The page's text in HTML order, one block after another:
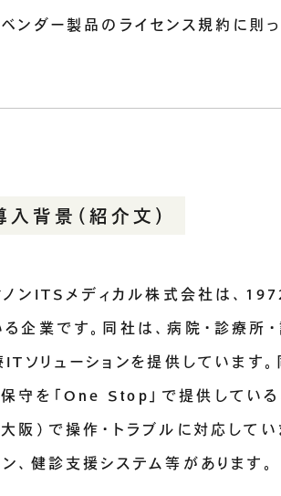
ンダー製品のライセンス規約に則
入背景（紹介文）
ノンITSメディカル株式会社は、
る企業です。同社は、病院・診療所
ITソリューションを提供しています
保守を「One Stop」で提供している
大阪）で操作・トラブルに対応して
ン、健診支援システム等があります。